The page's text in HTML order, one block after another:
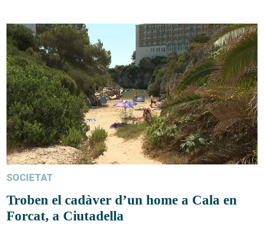
SOCIETAT
Troben el cadàver d’un home a Cala en
Forcat, a Ciutadella